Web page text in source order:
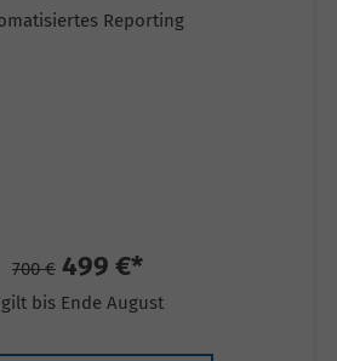
Reporting
700 € 499 €*
bis Ende August